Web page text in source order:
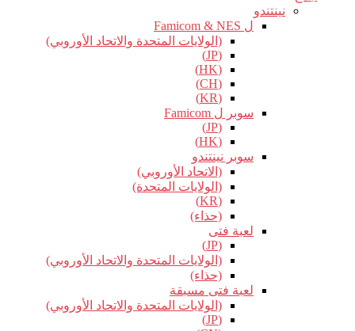
نينتندو
ل Famicom & NES
(الولايات المتحدة والاتحاد الأوروبي)
(JP)
(HK)
(CH)
(KR)
سوبر ل Famicom
(JP)
(HK)
سوبر نينتندو
(الاتحاد الأوروبي)
(الولايات المتحدة)
(KR)
(حذاء)
لعبة فتى
(JP)
(الولايات المتحدة والاتحاد الأوروبي)
(حذاء)
لعبة فتى مسبقة
(الولايات المتحدة والاتحاد الأوروبي)
(JP)